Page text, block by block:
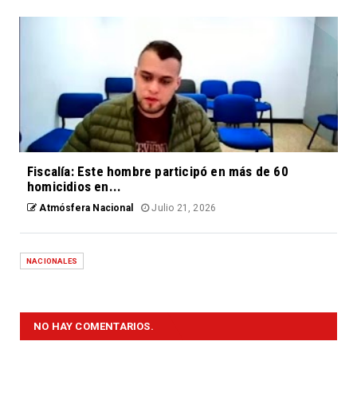
Fiscalía: Este hombre participó en más de 60
homicidios en...
Atmósfera Nacional Julio 21, 2026
NACIONALES
NO HAY COMENTARIOS.